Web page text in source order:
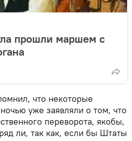
прошли маршем с
что некоторые
уже заявляли о том, что
переворота, якобы,
ли, так как, если бы Штаты